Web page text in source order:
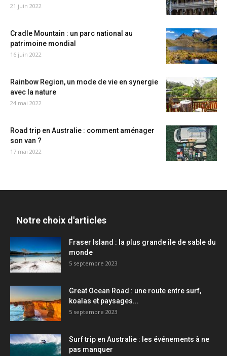
21 juin 2022
Cradle Mountain : un parc national au
patrimoine mondial
16 juin 2022
Rainbow Region, un mode de vie en synergie
avec la nature
24 mai 2022
Road trip en Australie : comment aménager
son van ?
17 mai 2022
Notre choix d'articles
Fraser Island : la plus grande île de sable du
monde
5 septembre 2023
Great Ocean Road : une route entre surf,
koalas et paysages...
5 septembre 2023
Surf trip en Australie : les événements à ne
pas manquer